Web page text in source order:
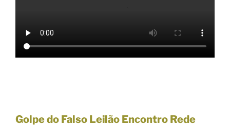
Golpe do Falso Leilão Encontro Rede